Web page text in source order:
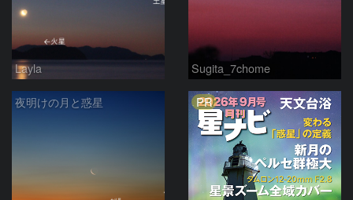
Layla Sugita_7chome
夜明けの月と惑星 PR